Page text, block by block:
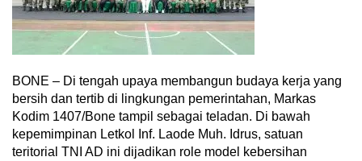
BONE – Di tengah upaya membangun budaya kerja yang
bersih dan tertib di lingkungan pemerintahan, Markas
Kodim 1407/Bone tampil sebagai teladan. Di bawah
kepemimpinan Letkol Inf. Laode Muh. Idrus, satuan
teritorial TNI AD ini dijadikan role model kebersihan